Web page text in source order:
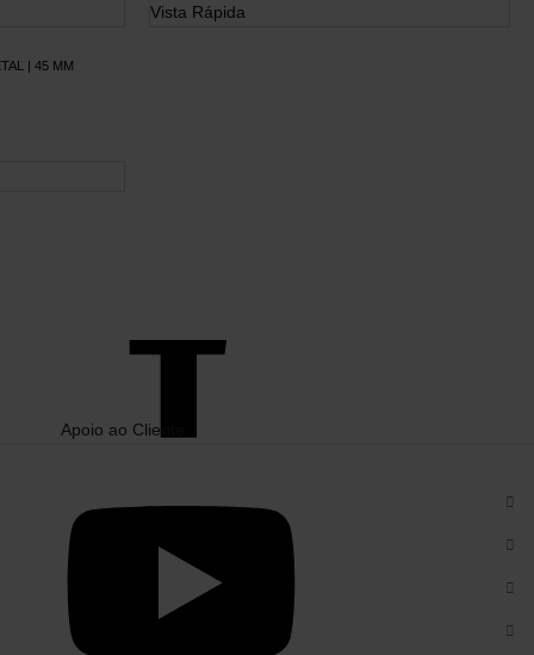
Vista Rápida
| 45 MM
Apoio ao Cliente